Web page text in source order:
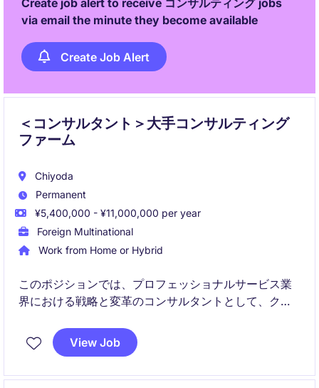
Create job alert to receive コンサルティング jobs
via email the minute they become available
Create Job Alert
＜コンサルタント＞大手コンサルティング
ファーム
Chiyoda
Permanent
¥5,400,000 - ¥11,000,000 per year
Foreign Multinational
Work from Home or Hybrid
このポジションでは、プロフェッショナルサービス業
界における戦略と変革のコンサルタントとして、クラ
ューションを提供しながら、クライアントとの信頼関
係を構築します。
View Job